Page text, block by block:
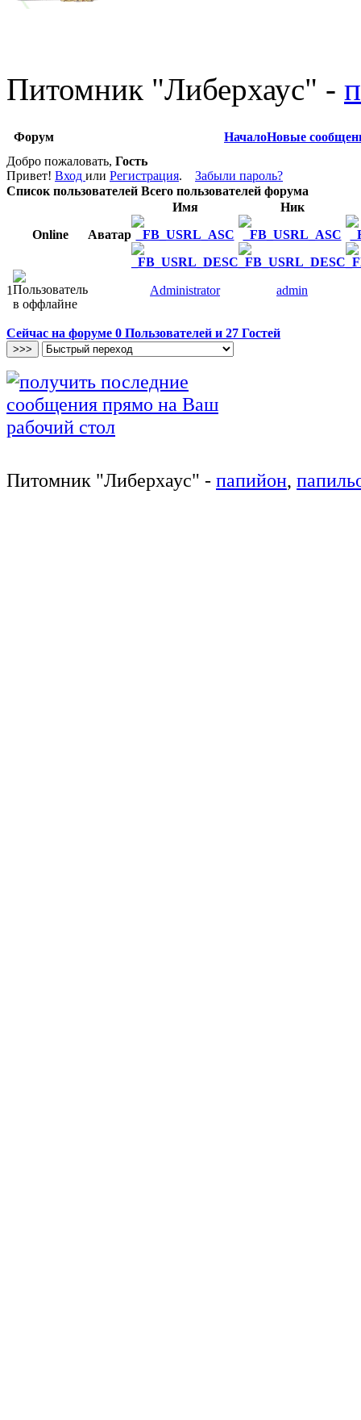
Питомник "Либерхаус" -
Форум НачалоНовые
Добро пожаловать, Гость
Привет! Вход или Регистрация. Забыли пароль?
Список пользователей Всего пользователей форума
Online Аватар
Имя Ник
1 Administrator admin
Сейчас на форуме 0 Пользователей и 27 Гостей
Питомник "Либерхаус" - папийон,